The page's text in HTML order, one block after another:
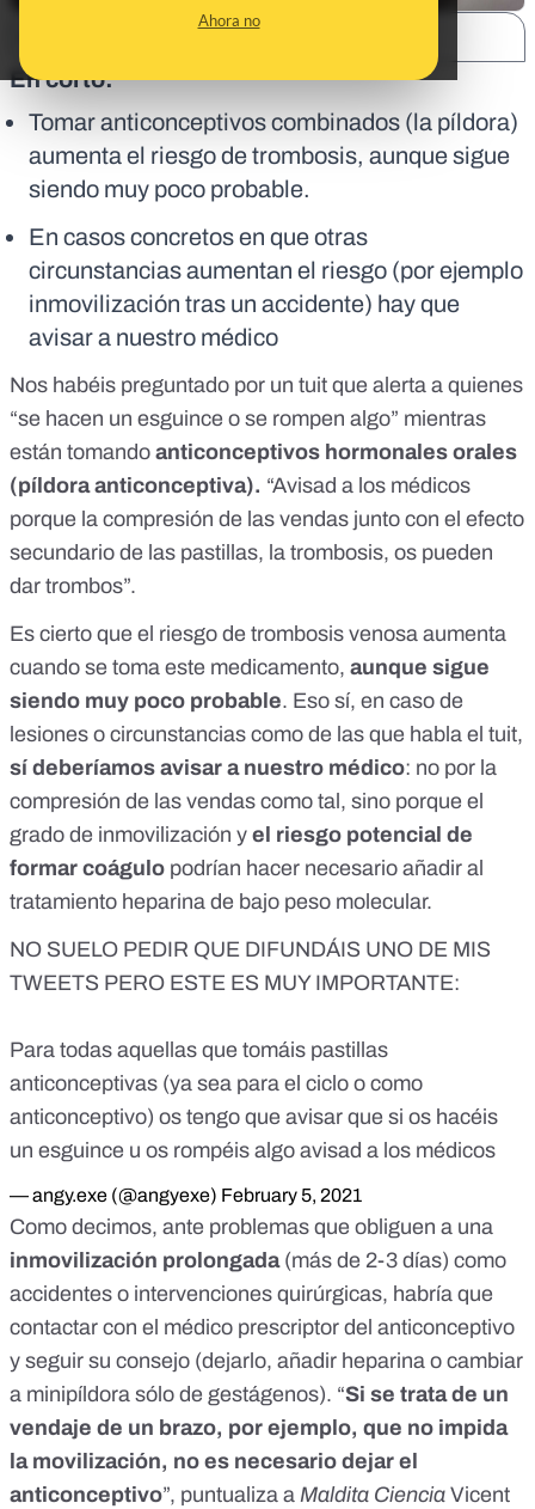
Ahora no
En corto:
Tomar anticonceptivos combinados (la píldora)
aumenta el riesgo de trombosis, aunque sigue
siendo muy poco probable.
En casos concretos en que otras
circunstancias aumentan el riesgo (por ejemplo
inmovilización tras un accidente) hay que
avisar a nuestro médico
Nos habéis preguntado por un tuit que alerta a quienes
“se hacen un esguince o se rompen algo” mientras
están tomando anticonceptivos hormonales orales
(píldora anticonceptiva). “Avisad a los médicos
porque la compresión de las vendas junto con el efecto
secundario de las pastillas, la trombosis, os pueden
dar trombos”.
Es cierto que el riesgo de trombosis venosa aumenta
cuando se toma este medicamento, aunque sigue
siendo muy poco probable. Eso sí, en caso de
lesiones o circunstancias como de las que habla el tuit,
sí deberíamos avisar a nuestro médico: no por la
compresión de las vendas como tal, sino porque el
grado de inmovilización y el riesgo potencial de
formar coágulo podrían hacer necesario añadir al
tratamiento heparina de bajo peso molecular.
NO SUELO PEDIR QUE DIFUNDÁIS UNO DE MIS
TWEETS PERO ESTE ES MUY IMPORTANTE:
Para todas aquellas que tomáis pastillas
anticonceptivas (ya sea para el ciclo o como
anticonceptivo) os tengo que avisar que si os hacéis
un esguince u os rompéis algo avisad a los médicos
— angy.exe (@angyexe) February 5, 2021
Como decimos, ante problemas que obliguen a una
inmovilización prolongada(más de 2-3 días) como
accidentes o intervenciones quirúrgicas, habría que
contactar con el médico prescriptor del anticonceptivo
y seguir su consejo (dejarlo, añadir heparina o cambiar
a minipíldora sólo de gestágenos). “Si se trata de un
vendaje de un brazo, por ejemplo, que no impida
la movilización, no es necesario dejar el
anticonceptivo”, puntualiza a Maldita Ciencia Vicent